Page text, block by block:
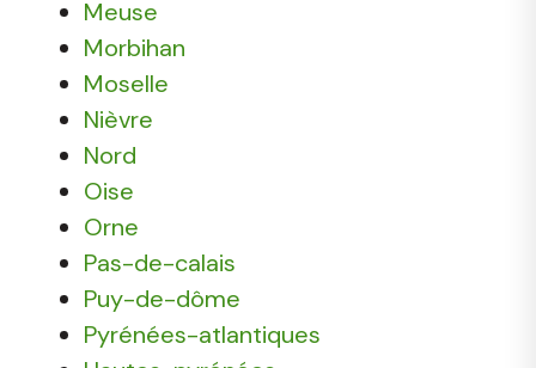
Meuse
Morbihan
Moselle
Nièvre
Nord
Oise
Orne
Pas-de-calais
Puy-de-dôme
Pyrénées-atlantiques